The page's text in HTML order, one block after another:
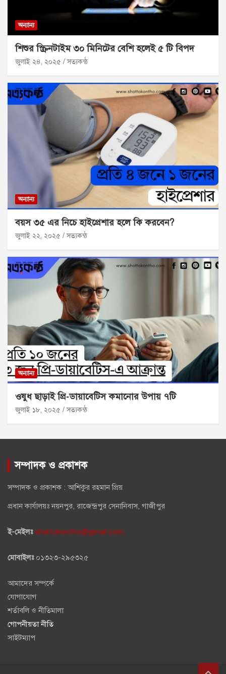
অন্যান্য
শিশুর স্ক্রিনটাইম ৩০ মিনিটের বেশি হলেই ৫ টি বিপদ
জুলাই ২৪, ২০২৫ সত্যকন্ঠ
অন্যান্য
বয়স ৩৫ এর নিচে হাইপ্রেশার হলে কি করবেন?
জুলাই ২২, ২০২৫ সত্যকন্ঠ
অন্যান্য
ওষুধ ছাড়াই প্রি‑ডায়াবেটিস কমানোর উপায় ৭টি
জুলাই ১৮, ২০২৫ সত্যকন্ঠ
সম্পাদক ও প্রকাশক
সম্পাদক ও প্রকাশক : আশিকুর রহমান প্রিয়
প্রধান কার্যালয়ঃ নয়নপুর, রাজেন্দ্রপুর সেনানিবাস, গাজীপুর
ই-মেইলঃ shattokontho@gmail.com
মোবাইলঃ০১৩২৩-২৯৫৩২৫
আমাদের সম্পর্কে
যোগাযোগ
শর্তাবলি ও নীতিমালা
গোপনীয়তা নীতি
সাইটম্যাপ